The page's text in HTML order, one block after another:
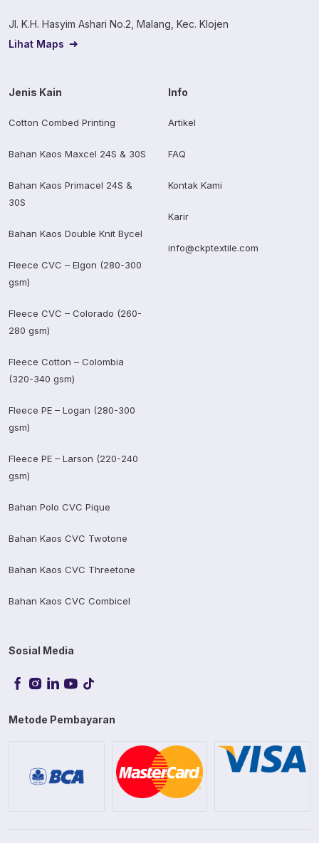
Jl. K.H. Hasyim Ashari No.2, Malang, Kec. Klojen
Lihat Maps
Jenis Kain
Cotton Combed Printing
Bahan Kaos Maxcel 24S & 30S
Bahan Kaos Primacel 24S &
30S
Bahan Kaos Double Knit Bycel
Fleece CVC – Elgon (280-300
gsm)
Fleece CVC – Colorado (260-
280 gsm)
Fleece Cotton – Colombia
(320-340 gsm)
Fleece PE – Logan (280-300
gsm)
Fleece PE – Larson (220-240
gsm)
Bahan Polo CVC Pique
Bahan Kaos CVC Twotone
Bahan Kaos CVC Threetone
Bahan Kaos CVC Combicel
Info
Artikel
FAQ
Kontak Kami
Karir
info@ckptextile.com
Sosial Media
Metode Pembayaran